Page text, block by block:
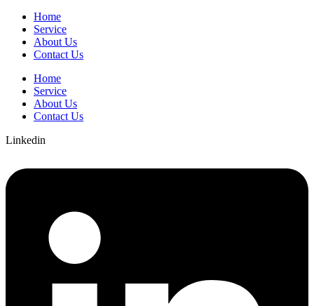
Home
Service
About Us
Contact Us
Home
Service
About Us
Contact Us
Linkedin